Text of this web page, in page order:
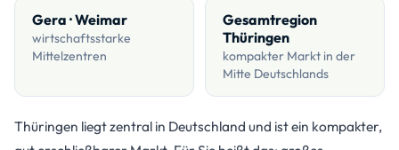
Gera · Weimar
wirtschaftsstarke
Mittelzentren
Gesamtregion
Thüringen
kompakter Markt in der
Mitte Deutschlands
Thüringen liegt zentral in Deutschland und ist ein kompakter,